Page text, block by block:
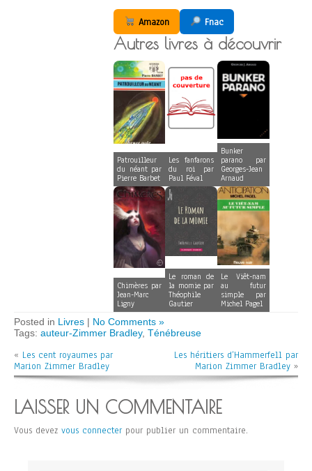
Amazon Fnac
Autres livres à découvrir
Patrouilleur
du néant par
Pierre Barbet
Les fanfarons
du roi par
Paul Féval
Bunker
parano par
Georges-Jean
Arnaud
Chimères par
Jean-Marc
Ligny
Le roman de
la momie par
Théophile
Gautier
Le Viêt-nam
au futur
simple par
Michel Pagel
Posted in Livres | No Comments »
Tags: auteur-Zimmer Bradley, Ténébreuse
« Les cent royaumes par
Marion Zimmer Bradley
Les héritiers d’Hammerfell par
Marion Zimmer Bradley »
LAISSER UN COMMENTAIRE
Vous devez vous connecter pour publier un commentaire.